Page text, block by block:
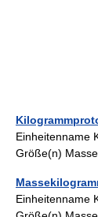
Einheitenname
Größe(n)
Einheitenname